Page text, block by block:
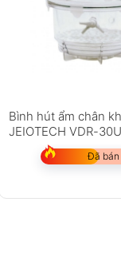
Bình hút ẩm chân
JEIOTECH VDR-
Đã bán